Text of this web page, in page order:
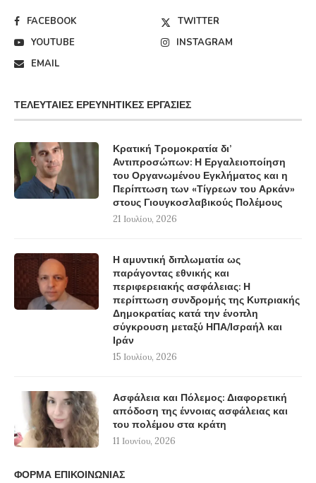
FACEBOOK
TWITTER
YOUTUBE
INSTAGRAM
EMAIL
ΤΕΛΕΥΤΑΊΕΣ ΕΡΕΥΝΗΤΙΚΈΣ ΕΡΓΑΣΊΕΣ
Κρατική Τρομοκρατία δι’
Αντιπροσώπων: Η Εργαλειοποίηση
του Οργανωμένου Εγκλήματος και η
Περίπτωση των «Τίγρεων του Αρκάν»
στους Γιουγκοσλαβικούς Πολέμους
21 Ιουλίου, 2026
Η αμυντική διπλωματία ως
παράγοντας εθνικής και
περιφερειακής ασφάλειας: Η
περίπτωση συνδρομής της Κυπριακής
Δημοκρατίας κατά την ένοπλη
σύγκρουση μεταξύ ΗΠΑ/Ισραήλ και
Ιράν
15 Ιουλίου, 2026
Ασφάλεια και Πόλεμος: Διαφορετική
απόδοση της έννοιας ασφάλειας και
του πολέμου στα κράτη
11 Ιουνίου, 2026
ΦΟΡΜΑ ΕΠΙΚΟΙΝΩΝΙΑΣ